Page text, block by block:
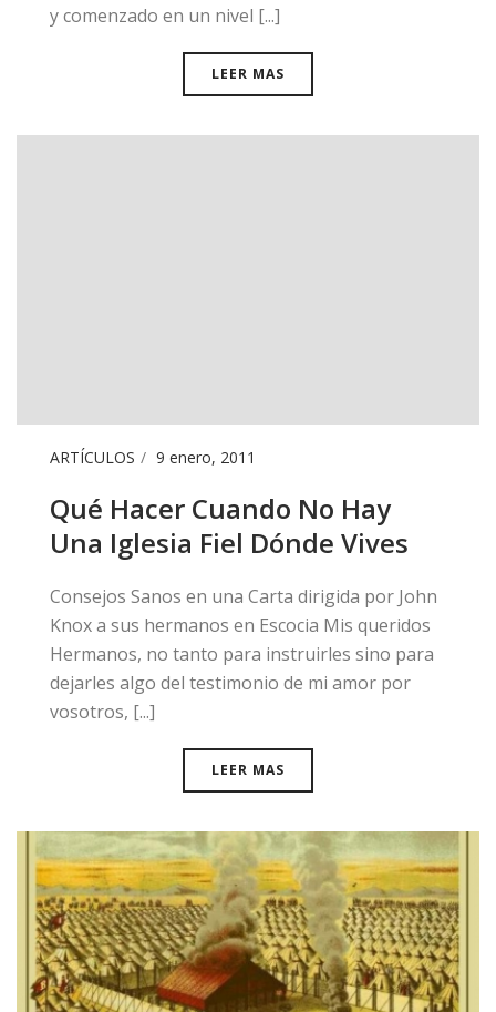
y comenzado en un nivel [...]
LEER MAS
ARTÍCULOS 9 enero, 2011
​Qué Hacer Cuando No Hay
Una Iglesia Fiel Dónde Vives
​Consejos Sanos en una Carta dirigida por John
Knox a sus hermanos en Escocia Mis queridos
Hermanos, no tanto para instruirles sino para
dejarles algo del testimonio de mi amor por
vosotros, [...]
LEER MAS